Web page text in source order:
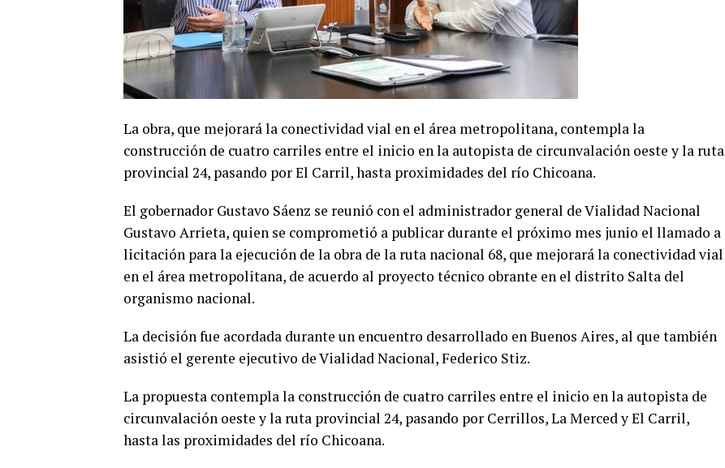
La obra, que mejorará la conectividad vial en el área metropolitana, contempla la
construcción de cuatro carriles entre el inicio en la autopista de circunvalación oeste y la ruta
provincial 24, pasando por El Carril, hasta proximidades del río Chicoana.
El gobernador Gustavo Sáenz se reunió con el administrador general de Vialidad Nacional
Gustavo Arrieta, quien se comprometió a publicar durante el próximo mes junio el llamado a
licitación para la ejecución de la obra de la ruta nacional 68, que mejorará la conectividad vial
en el área metropolitana, de acuerdo al proyecto técnico obrante en el distrito Salta del
organismo nacional.
La decisión fue acordada durante un encuentro desarrollado en Buenos Aires, al que también
asistió el gerente ejecutivo de Vialidad Nacional, Federico Stiz.
La propuesta contempla la construcción de cuatro carriles entre el inicio en la autopista de
circunvalación oeste y la ruta provincial 24, pasando por Cerrillos, La Merced y El Carril,
hasta las proximidades del río Chicoana.